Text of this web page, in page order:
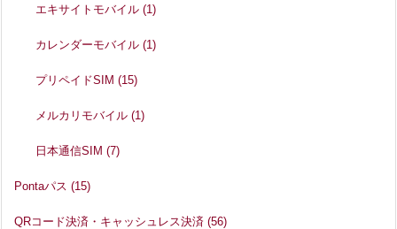
エキサイトモバイル(1)
カレンダーモバイル(1)
プリペイドSIM(15)
メルカリモバイル(1)
日本通信SIM(7)
Pontaパス (15)
QRコード決済・キャッシュレス決済 (56)